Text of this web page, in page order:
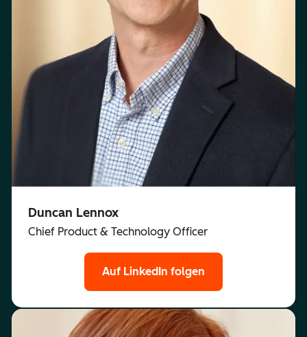
Duncan Lennox
Chief Product & Technology Officer
Auf LinkedIn folgen